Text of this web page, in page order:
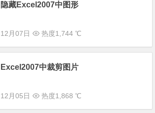
隐藏Excel2007中图形
12月07日 热度1,744 ℃
Excel2007中裁剪图片
12月05日 热度1,868 ℃